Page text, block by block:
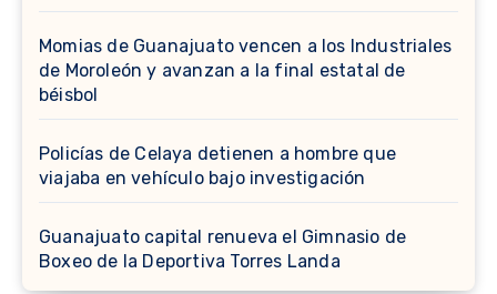
Momias de Guanajuato vencen a los Industriales
de Moroleón y avanzan a la final estatal de
béisbol
Policías de Celaya detienen a hombre que
viajaba en vehículo bajo investigación
Guanajuato capital renueva el Gimnasio de
Boxeo de la Deportiva Torres Landa